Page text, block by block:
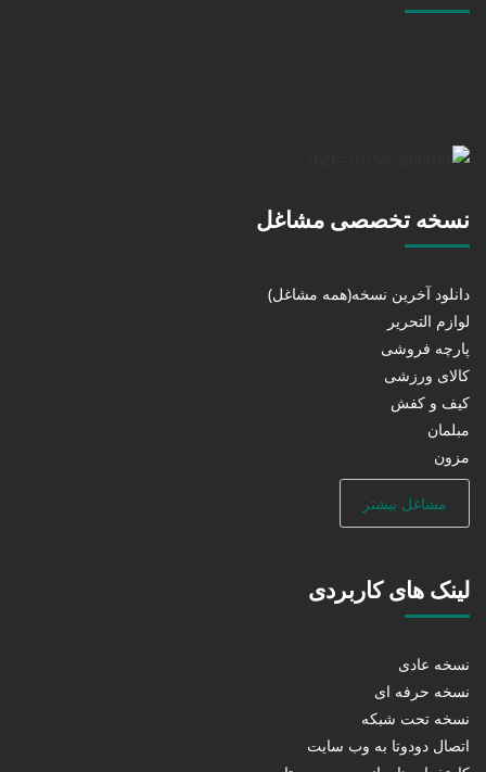
نسخه تخصصی مشاغل
دانلود آخرین نسخه(همه مشاغل)
لوازم التحریر
پارچه فروشی
کالای ورزشی
کیف و کفش
مبلمان
مزون
مشاغل بیشتر
لینک های کاربردی
نسخه عادی
نسخه حرفه ای
نسخه تحت شبکه
اتصال دودوتا به وب سایت